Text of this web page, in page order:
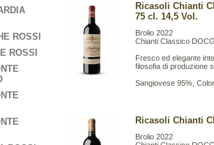
ROSSI
ROSSI
Ricasoli Chianti
75 cl. 14,5 Vol.
Brolio 2022
Chianti Classico
Fresco ed elegante
filosofia di produzione
Sangiovese 95%,
Ricasoli Chianti
Brolio 2022